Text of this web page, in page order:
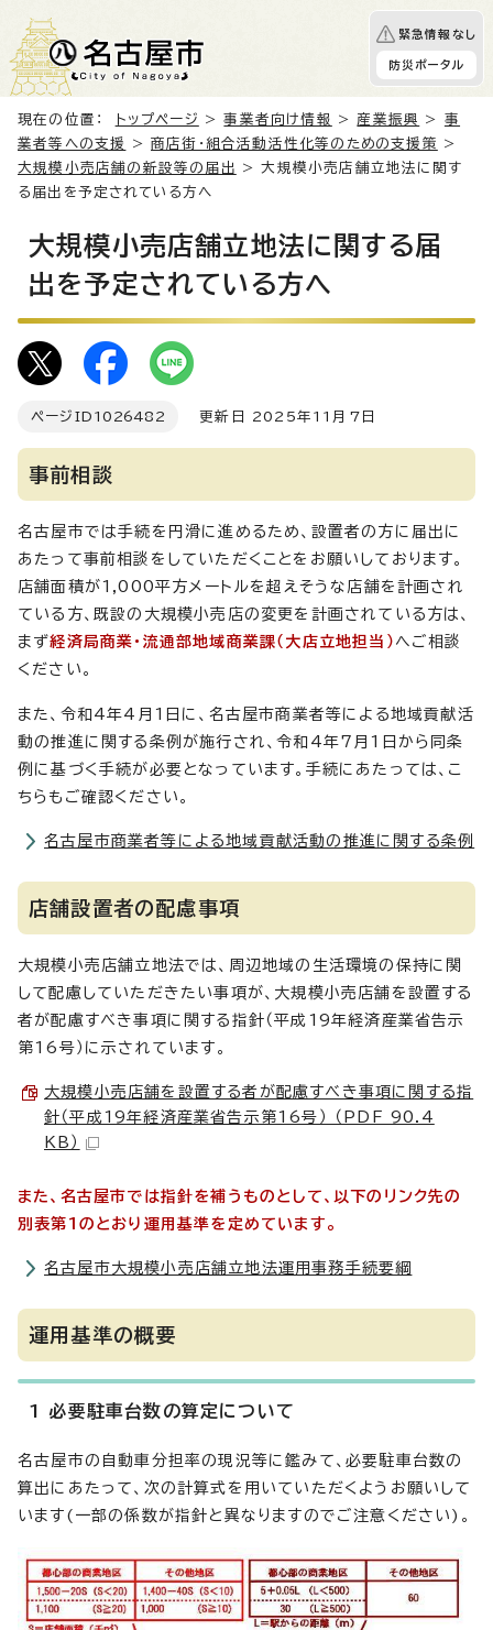
緊急情報なし
防災ポータル
現在の位置： トップページ >事業者向け情報 > 産業振興 > 事
業者等への支援
>商店街・組合活動活性化等のための支援策
>
大規模小売店舗の新設等の届出
> 大規模小売店舗立地法に関す
る届出を予定されている方へ
大規模小売店舗立地法に関する届
出を予定されている方へ
ページID 1026482 更新日 2025年11月7日
事前相談
名古屋市では手続を円滑に進めるため、設置者の方に届出に
あたって事前相談をしていただくことをお願いしております。
店舗面積が1,000平方メートルを超えそうな店舗を計画され
ている方、既設の大規模小売店の変更を計画されている方は、
まず経済局商業・流通部地域商業課（大店立地担当） へご相談
ください。
また、令和4年4月1日に、名古屋市商業者等による地域貢献活
動の推進に関する条例が施行され、令和4年7月1日から同条
例に基づく手続が必要となっています。手続にあたっては、こ
ちらもご確認ください。
名古屋市商業者等による地域貢献活動の推進に関する条例
店舗設置者の配慮事項
大規模小売店舗立地法では、周辺地域の生活環境の保持に関
して配慮していただきたい事項が、大規模小売店舗を設置する
者が配慮すべき事項に関する指針（平成19年経済産業省告示
第16号）に示されています。
大規模小売店舗を設置する者が配慮すべき事項に関する指
針（平成19年経済産業省告示第16号） （PDF 90.4
KB）
また、名古屋市では指針を補うものとして、以下のリンク先の
別表第1のとおり運用基準を定めています。
名古屋市大規模小売店舗立地法運用事務手続要綱
運用基準の概要
1 必要駐車台数の算定について
名古屋市の自動車分担率の現況等に鑑みて、必要駐車台数の
算出にあたって、次の計算式を用いていただくようお願いして
います(一部の係数が指針と異なりますのでご注意ください)。